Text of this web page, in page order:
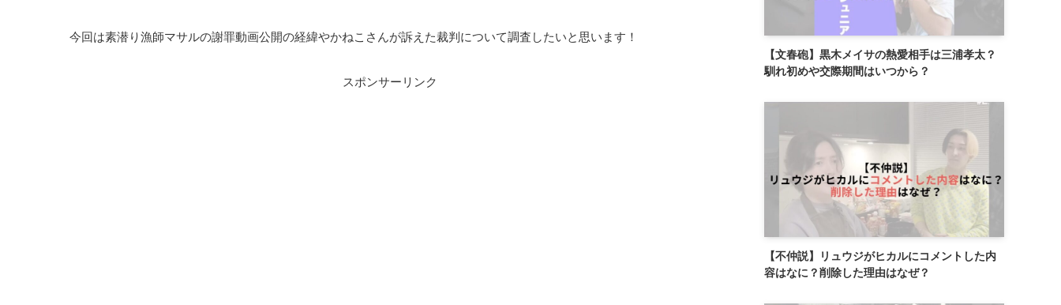
今回は素潜り漁師マサルの謝罪動画公開の経緯やかねこさんが訴えた裁判について調査したいと思います！
スポンサーリンク
【文春砲】黒木メイサの熱愛相手は三浦孝太？
馴れ初めや交際期間はいつから？
【不仲説】リュウジがヒカルにコメントした内
容はなに？削除した理由はなぜ？